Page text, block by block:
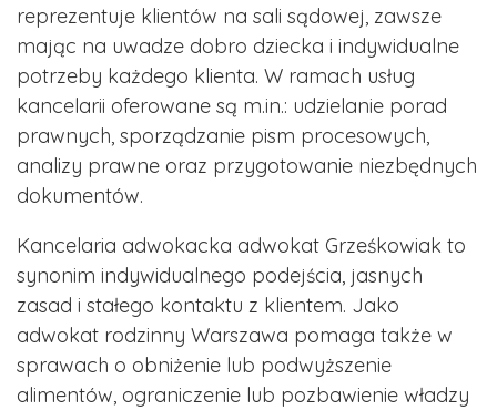
reprezentuje klientów na sali sądowej, zawsze
mając na uwadze dobro dziecka i indywidualne
potrzeby każdego klienta. W ramach usług
kancelarii oferowane są m.in.: udzielanie porad
prawnych, sporządzanie pism procesowych,
analizy prawne oraz przygotowanie niezbędnych
dokumentów.
Kancelaria adwokacka adwokat Grześkowiak to
synonim indywidualnego podejścia, jasnych
zasad i stałego kontaktu z klientem. Jako
adwokat rodzinny Warszawa pomaga także w
sprawach o obniżenie lub podwyższenie
alimentów, ograniczenie lub pozbawienie władzy